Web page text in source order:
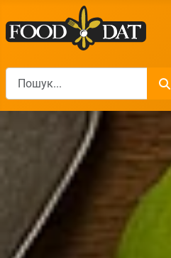
Пошук